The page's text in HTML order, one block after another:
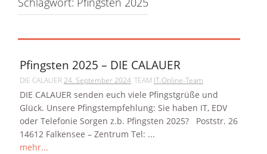
Pfingsten 2025 – DIE CALAUER
DIE CALAUER24. September 2024 TEAM IT-Online-Team
DIE CALAUER senden euch viele Pfingstgrüße und
Glück. Unsere Pfingstempfehlung: Sie haben IT, EDV
oder Telefonie Sorgen z.b. Pfingsten 2025? Poststr. 26
14612 Falkensee – Zentrum Tel: ...
mehr...